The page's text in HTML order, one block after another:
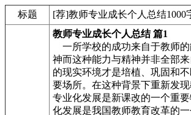
标题
[荐]教师专业成长个人总结1000
教师专业成长个人总结 篇1
一所学校的成功来自于教师
神而这种能力与精神并非全部
的现实环境才是培植、巩固和
要场所。在这种背景下重新发
专业化发展是新课改的一个重
化发展是我国教师教育改革的